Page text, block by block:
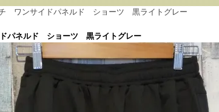
ワンサイドパネルド ショーツ 黒ライトグレー
パネルド ショーツ 黒ライトグレー